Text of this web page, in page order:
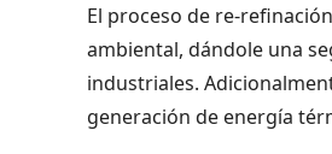
El proceso de re-
ambiental, dándole una
industriales.
generación de energía